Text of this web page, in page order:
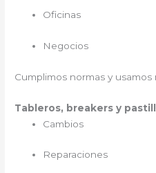
Oficinas
Negocios
Cumplimos normas y usamos
Tableros, breakers y
Cambios
Reparaciones